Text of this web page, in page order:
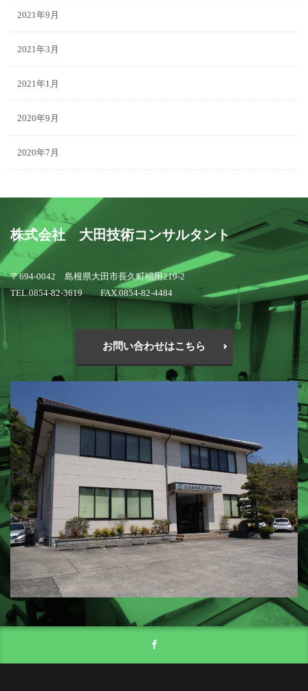
2021年9月
2021年3月
2021年1月
2020年9月
2020年7月
株式会社 大田技術コンサルタント
〒694-0042 島根県大田市長久町稲用219-2
TEL.0854-82-3619 FAX.0854-82-4484
お問い合わせはこちら